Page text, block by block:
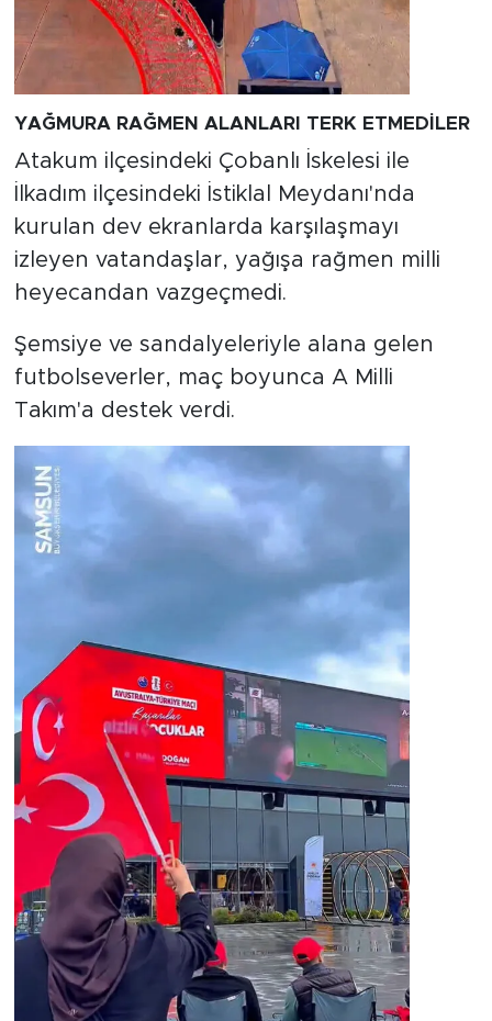
YAĞMURA RAĞMEN ALANLARI TERK ETMEDİLER
Atakum ilçesindeki Çobanlı İskelesi ile
İlkadım ilçesindeki İstiklal Meydanı'nda
kurulan dev ekranlarda karşılaşmayı
izleyen vatandaşlar, yağışa rağmen milli
heyecandan vazgeçmedi.
Şemsiye ve sandalyeleriyle alana gelen
futbolseverler, maç boyunca A Milli
Takım'a destek verdi.